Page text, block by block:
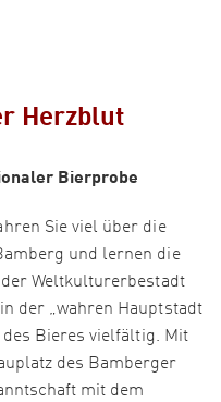
Herzblut
Bierprobe
Sie viel über die
und lernen die
Weltkulturerbestadt
der „wahren Hauptstadt
Bieres vielfältig. Mit
des Bamberger
mit dem